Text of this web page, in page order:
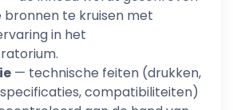
bronnen te kruisen met
in het
— technische feiten (drukken,
compatibiliteiten)